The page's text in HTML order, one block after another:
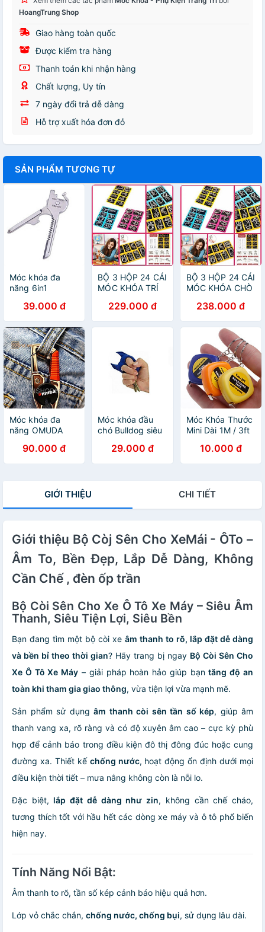
HoangTrung Shop
Giao hàng toàn quốc
Được kiểm tra hàng
Thanh toán khi nhận hàng
Chất lượng, Uy tín
7 ngày đổi trả dễ dàng
Hỗ trợ xuất hóa đơn đỏ
SẢN PHẨM TƯƠNG TỰ
Móc khóa đa
năng 6in1
39.000 đ
BỘ 3 HỘP 24 CÁI
MÓC KHÓA TRÍ
BÉ SÁNG TẠO
THÔNG MINH
229.000 đ
BỘ 3 HỘP 24 CÁI
MÓC KHÓA CHÒ
GIẢI ĐỐ TRÍ
THÔNG MINH
PHÁT TRIỂN CỦA
238.000 đ
Móc khóa đa
năng OMUDA
90.000 đ
Móc khóa đầu
chó Bulldog siêu
nhiên29.000 đ
Móc Khóa Thước
Mini Dài 1M / 3ft
10.000 đ
GIỚI THIỆU CHI TIẾT
Giới thiệu Bộ Còj Sên Cho XeMái - ÔTo –
Âm To, Bền Đẹp, Lắp Dễ Dàng, Không
Cần Chế , đèn ốp trần
Bộ Còi Sên Cho Xe Ô Tô Xe Máy – Siêu Âm
Thanh, Siêu Tiện Lợi, Siêu Bền
Bạn đang tìm một bộ còi xe âm thanh to rõ, lắp đặt dễ dàng
và bền bỉ theo thời gian? Hãy trang bị ngay Bộ Còi Sên Cho
Xe Ô Tô Xe Máy – giải pháp hoàn hảo giúp bạntăng độ an
toàn khi tham gia giao thông, vừa tiện lợi vừa mạnh mẽ.
Sản phẩm sử dụng âm thanh còi sên tần số kép, giúp âm
thanh vang xa, rõ ràng và có độ xuyên âm cao – cực kỳ phù
hợp để cảnh báo trong điều kiện đô thị đông đúc hoặc cung
đường xa. Thiết kế chống nước, hoạt động ổn định dưới mọi
điều kiện thời tiết – mưa nắng không còn là nỗi lo.
Đặc biệt, lắp đặt dễ dàng như zin, không cần chế cháo,
tương thích tốt với hầu hết các dòng xe máy và ô tô phổ biến
hiện nay.
Tính Năng Nổi Bật:
Âm thanh to rõ, tần số kép cảnh báo hiệu quả hơn.
Lớp vỏ chắc chắn, chống nước, chống bụi, sử dụng lâu dài.